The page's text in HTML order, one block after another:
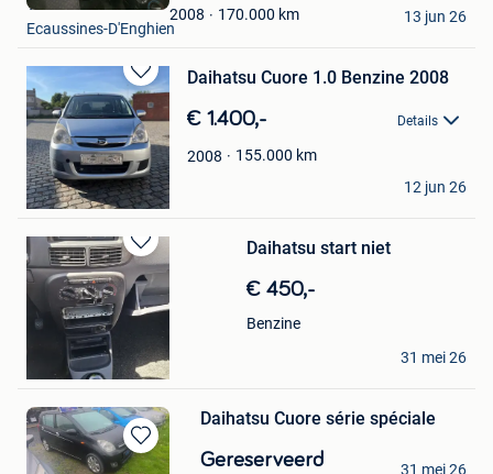
Favorieten
2008 170.000 km
T. Burlion
Ecaussines-D'Enghien
13 jun 26
Bewaren
in
Mijn
Favorieten
Daihatsu Cuore 1.0 Benzine 2008
€ 1.400,- Details
2008 155.000 km
Anas
Antwerpen
12 jun 26
Bewaren
in
Mijn
Favorieten
Daihatsu start niet
€ 450,-
Benzine
Mechelaar
Mechelen
31 mei 26
Bewaren
Daihatsu Cuore série spéciale
Gereserveerd
ALESS_AUTO
31 mei 26